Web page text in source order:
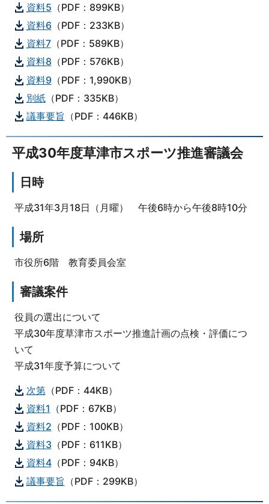
資料5 （PDF：899KB）
資料6（PDF：233KB）
資料7（PDF：589KB）
資料8（PDF：576KB）
資料9（PDF：1,990KB）
別紙（PDF：335KB）
議事要旨 （PDF：446KB）
平成30年度草津市スポーツ推進審議会
日時
平成31年3月18日（月曜） 午後6時から午後8時10分
場所
市役所6階 教育委員会室
審議案件
役員の選出について
平成30年度草津市スポーツ推進計画の点検・評価につ
いて
平成31年度予算について
次第（PDF：44KB）
資料1 （PDF：67KB）
資料2 （PDF：100KB）
資料3（PDF：611KB）
資料4（PDF：94KB）
議事要旨 （PDF：299KB）